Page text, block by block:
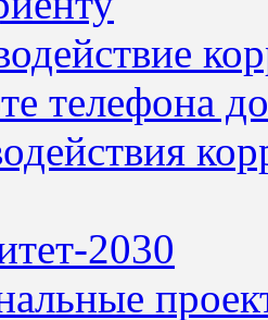
телефона
2030